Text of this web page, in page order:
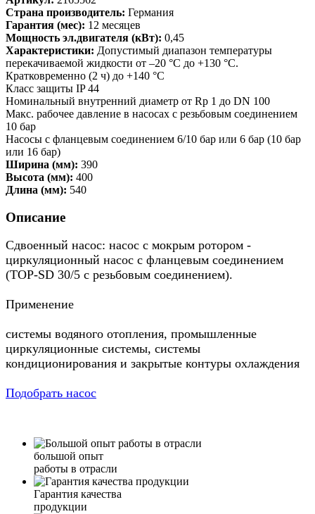
Страна производитель: Германия
Гарантия (мес): 12 месяцев
Мощность эл.двигателя (кВт): 0,45
Характеристики: Допустимый диапазон температуры
перекачиваемой жидкости от –20 °C до +130 °C.
Кратковременно (2 ч) до +140 °C
Класс защиты IP 44
Номинальный внутренний диаметр от Rp 1 до DN 100
Макс. рабочее давление в насосах с резьбовым соединением
10 бар
Насосы с фланцевым соединением 6/10 бар или 6 бар (10 бар
или 16 бар)
Ширина (мм): 390
Высота (мм): 400
Длина (мм): 540
Описание
Сдвоенный насос: насос с мокрым ротором ‐
циркуляционный насос с фланцевым соединением
(TOP‐SD 30/5 с резьбовым соединением).
Применение
системы водяного отопления, промышленные
циркуляционные системы, системы
кондиционирования и закрытые контуры охлаждения
Подобрать насос
большой опыт
работы в отрасли
Гарантия качества
продукции